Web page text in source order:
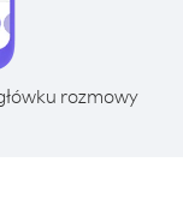
rozmowy